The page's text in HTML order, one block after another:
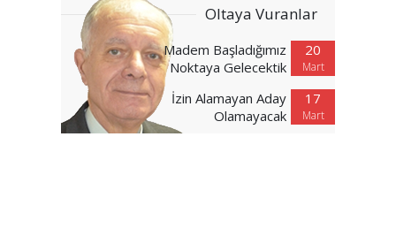
Oltaya Vuranlar
20
Mart
Madem Başladığımız
Noktaya Gelecektik
17
Mart
İzin Alamayan Aday
Olamayacak